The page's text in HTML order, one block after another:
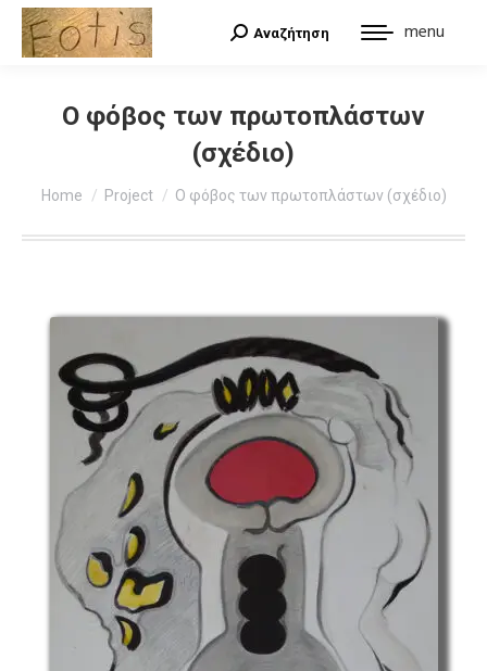
menu
Search:
Αναζήτηση
Ο φόβος των πρωτοπλάστων
(σχέδιο)
You are here:
Home Project Ο φόβος των πρωτοπλάστων (σχέδιο)